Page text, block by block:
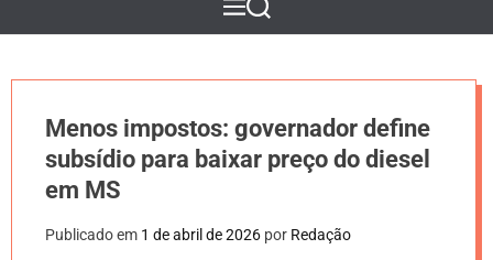
M
e
P
e
s
a
r
Menos impostos: governador define
subsídio para baixar preço do diesel
em MS
Publicado em 1 de abril de 2026 por Redação